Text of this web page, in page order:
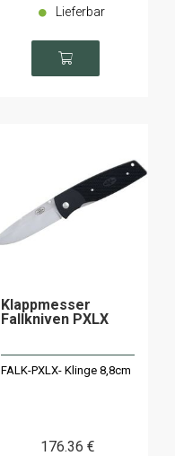
Lieferbar
Klappmesser
Fallkniven PXLX
FALK-PXLX- Klinge 8,8cm
176.36 €